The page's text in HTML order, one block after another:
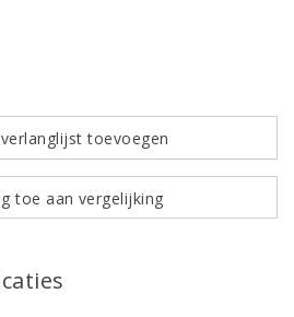
toevoegen
toe aan vergelijking